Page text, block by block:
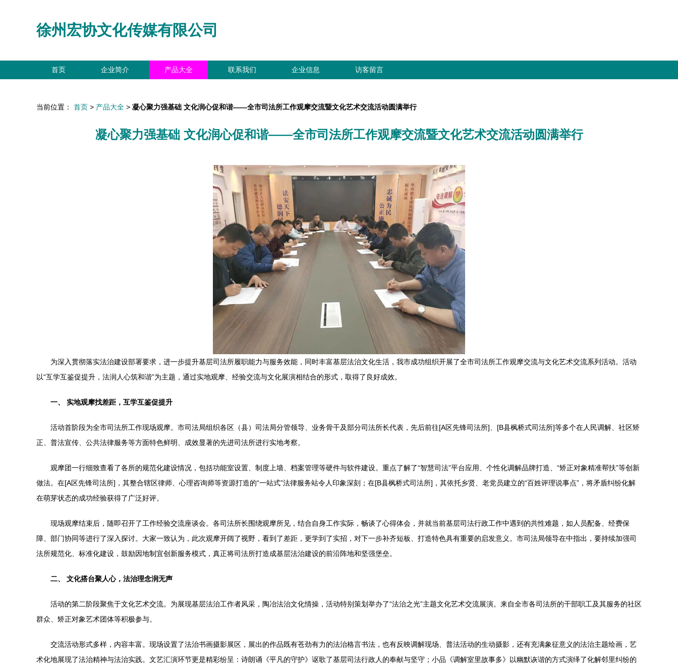
徐州宏协文化传媒有限公司
首页 企业简介 产品大全 联系我们 企业信息 访客留言
当前位置： 首页 > 产品大全 > 凝心聚力强基础 文化润心促和谐——全市司法所工作观摩交流暨文化艺术交流活动圆满举行
凝心聚力强基础 文化润心促和谐——全市司法所工作观摩交流暨文化艺术交流活动圆满举行
为深入贯彻落实法治建设部署要求，进一步提升基层司法所履职能力与服务效能，同时丰富基层法治文化生活，我市成功组织开展了全市司法所工作观摩交流与文化艺术交流系列活动。活动
以“互学互鉴促提升，法润人心筑和谐”为主题，通过实地观摩、经验交流与文化展演相结合的形式，取得了良好成效。
一、 实地观摩找差距，互学互鉴促提升
活动首阶段为全市司法所工作现场观摩。市司法局组织各区（县）司法局分管领导、业务骨干及部分司法所长代表，先后前往[A区先锋司法所]、[B县枫桥式司法所]等多个在人民调解、社区矫
正、普法宣传、公共法律服务等方面特色鲜明、成效显著的先进司法所进行实地考察。
观摩团一行细致查看了各所的规范化建设情况，包括功能室设置、制度上墙、档案管理等硬件与软件建设。重点了解了“智慧司法”平台应用、个性化调解品牌打造、“矫正对象精准帮扶”等创新
做法。在[A区先锋司法所]，其整合辖区律师、心理咨询师等资源打造的“一站式”法律服务站令人印象深刻；在[B县枫桥式司法所]，其依托乡贤、老党员建立的“百姓评理说事点”，将矛盾纠纷化解
在萌芽状态的成功经验获得了广泛好评。
现场观摩结束后，随即召开了工作经验交流座谈会。各司法所长围绕观摩所见，结合自身工作实际，畅谈了心得体会，并就当前基层司法行政工作中遇到的共性难题，如人员配备、经费保
障、部门协同等进行了深入探讨。大家一致认为，此次观摩开阔了视野，看到了差距，更学到了实招，对下一步补齐短板、打造特色具有重要的启发意义。市司法局领导在中指出，要持续加强司
法所规范化、标准化建设，鼓励因地制宜创新服务模式，真正将司法所打造成基层法治建设的前沿阵地和坚强堡垒。
二、 文化搭台聚人心，法治理念润无声
活动的第二阶段聚焦于文化艺术交流。为展现基层法治工作者风采，陶冶法治文化情操，活动特别策划举办了“法治之光”主题文化艺术交流展演。来自全市各司法所的干部职工及其服务的社区
群众、矫正对象艺术团体等积极参与。
交流活动形式多样，内容丰富。现场设置了法治书画摄影展区，展出的作品既有苍劲有力的法治格言书法，也有反映调解现场、普法活动的生动摄影，还有充满象征意义的法治主题绘画，艺
术化地展现了法治精神与法治实践。文艺汇演环节更是精彩纷呈：诗朗诵《平凡的守护》讴歌了基层司法行政人的奉献与坚守；小品《调解室里故事多》以幽默诙谐的方式演绎了化解邻里纠纷的